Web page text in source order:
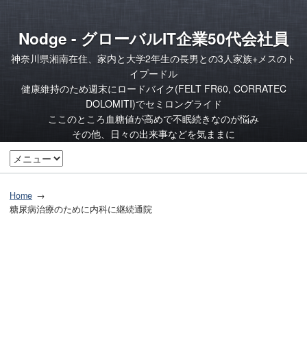
Nodge - グローバルIT企業50代会社員
神奈川県湘南在住、家内と大学2年生の長男との3人家族+メスのト
イプードル
健康維持のため週末にロードバイク(FELT FR60, CORRATEC
DOLOMITI)でセミロングライド
ここのところ血糖値が高めで不眠続きなのが悩み
その他、日々の出来事などを気ままに
Home
糖尿病治療のために内科に継続通院